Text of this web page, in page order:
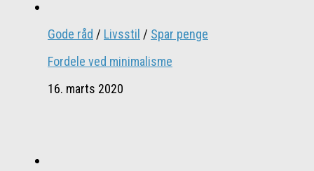
Gode råd / Livsstil / Spar penge
Fordele ved minimalisme
16. marts 2020